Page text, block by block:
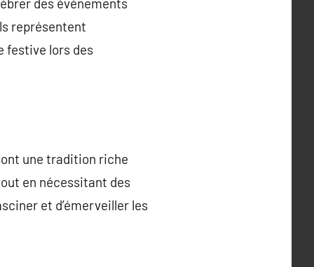
représentent
festive lors des
une tradition riche
en nécessitant des
et d’émerveiller les